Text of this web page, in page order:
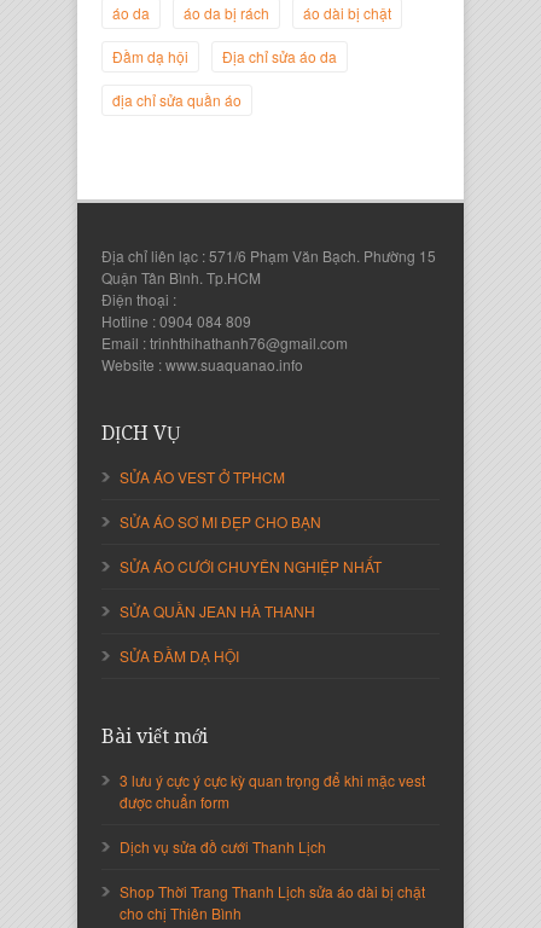
Giám Đốc Công ty Twist Potato
Nguyễn Thị Cẩm Loan
áo da áo da bị rách áo dài bị chật
Đầm dạ hội Địa chỉ sửa áo da
địa chỉ sửa quần áo
Địa chỉ liên lạc : 571/6 Phạm Văn Bạch. Phường 15
Quận Tân Bình. Tp.HCM
Điện thoại :
Hotline : 0904 084 809
Email : trinhthihathanh76@gmail.com
Website : www.suaquanao.info
DỊCH VỤ
SỬA ÁO VEST Ở TPHCM
SỬA ÁO SƠ MI ĐẸP CHO BẠN
SỬA ÁO CƯỚI CHUYÊN NGHIỆP NHẤT
SỬA QUẦN JEAN HÀ THANH
SỬA ĐẦM DẠ HỘI
Bài viết mới
3 lưu ý cực ý cực kỳ quan trọng để khi mặc vest
được chuẩn form
Dịch vụ sửa đồ cưới Thanh Lịch
Shop Thời Trang Thanh Lịch sửa áo dài bị chật
cho chị Thiên Bình